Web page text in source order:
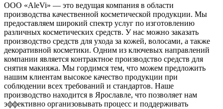
ООО «AleVi» — это ведущая компания в области
производства качественной косметической продукции. Мы
предоставляем широкий спектр услуг по изготовлению
различных косметических средств. У нас можно заказать
производство средств для ухода за кожей, волосами, а также
декоративной косметики. Одним из ключевых направлений
компании является контрактное производство средств для
снятия макияжа. Мы гордимся тем, что можем предложить
нашим клиентам высокое качество продукции при
соблюдении всех требований и стандартов. Наше
производство находится в Ярославле, что позволяет нам
эффективно организовывать процесс и поддерживать